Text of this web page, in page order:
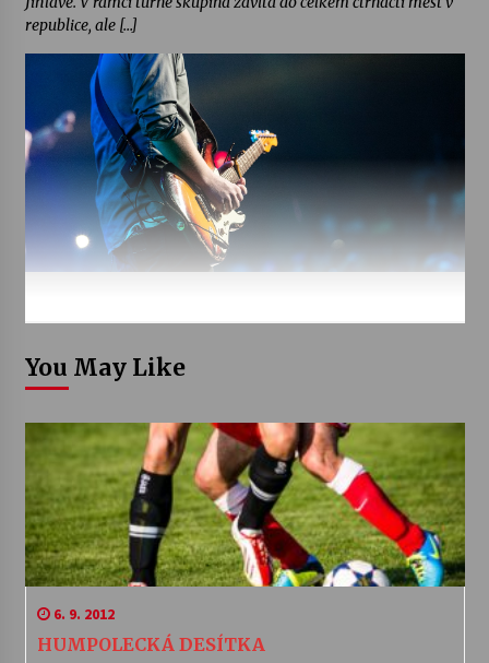
republice, ale […]
You May Like
6. 9. 2012
HUMPOLECKÁ DESÍTKA